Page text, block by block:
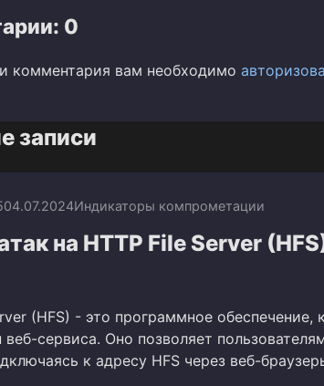
0
комментария вам необходимо
записи
04.07.2024Индикаторы компрометации
на HTTP File Server
(HFS) - это программное обеспечение,
веб-сервиса. Оно позволяет
к адресу HFS через веб-